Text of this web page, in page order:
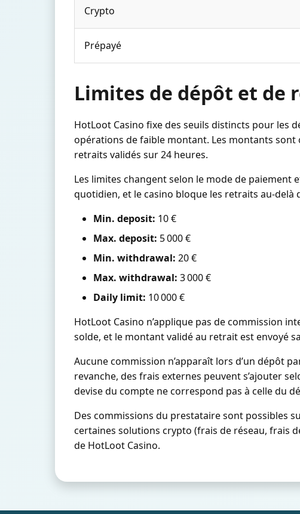
Crypto
Prépayé
Limites de dépôt et de
HotLoot Casino fixe des seuils distincts pour les
opérations de faible montant. Les montants
retraits validés sur 24 heures.
Les limites changent selon le mode de
quotidien, et le casino bloque les retraits au-
Min. deposit: 10 €
Max. deposit: 5 000 €
Min. withdrawal: 20 €
Max. withdrawal: 3 000 €
Daily limit: 10 000 €
HotLoot Casino n’applique pas de commission
solde, et le montant validé au retrait est envoyé
Aucune commission n’apparaît lors d’un dépôt
revanche, des frais externes peuvent s’ajouter
devise du compte ne correspond pas à celle du
Des commissions du prestataire sont possibles
certaines solutions crypto (frais de réseau, frais
de HotLoot Casino.